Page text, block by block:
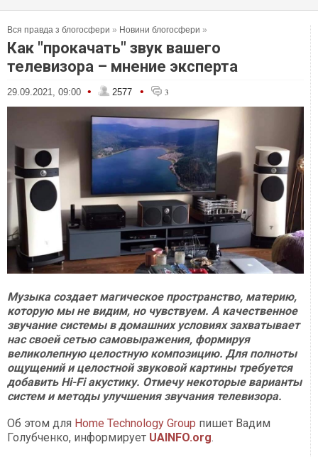
Вся правда з блогосфери » Новини блогосфери »
Как "прокачать" звук вашего
телевизора – мнение эксперта
29.09.2021, 09:00 • 2577 • 3
Музыка создает магическое пространство, материю,
которую мы не видим, но чувствуем. А качественное
звучание системы в домашних условиях захватывает
нас своей сетью самовыражения, формируя
великолепную целостную композицию. Для полноты
ощущений и целостной звуковой картины требуется
добавить Hi-Fi акустику. Отмечу некоторые варианты
систем и методы улучшения звучания телевизора.
Об этом для Home Technology Group пишет Вадим
Голубченко, информирует UAINFO.org.